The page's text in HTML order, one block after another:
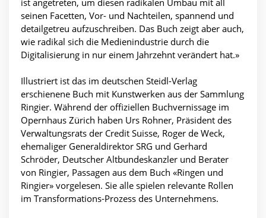
ist angetreten, um diesen radikalen Umbau mit all
seinen Facetten, Vor- und Nachteilen, spannend und
detailgetreu aufzuschreiben. Das Buch zeigt aber auch,
wie radikal sich die Medienindustrie durch die
Digitalisierung in nur einem Jahrzehnt verändert hat.»
Illustriert ist das im deutschen Steidl-Verlag
erschienene Buch mit Kunstwerken aus der Sammlung
Ringier. Während der offiziellen Buchvernissage im
Opernhaus Zürich haben Urs Rohner, Präsident des
Verwaltungsrats der Credit Suisse, Roger de Weck,
ehemaliger Generaldirektor SRG und Gerhard
Schröder, Deutscher Altbundeskanzler und Berater
von Ringier, Passagen aus dem Buch «Ringen und
Ringier» vorgelesen. Sie alle spielen relevante Rollen
im Transformations-Prozess des Unternehmens.